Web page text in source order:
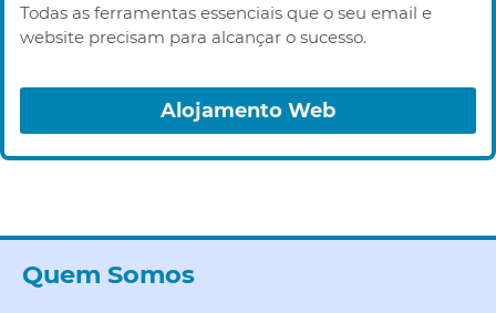
Todas as ferramentas essenciais que o seu email e
website precisam para alcançar o sucesso.
Alojamento Web
Quem Somos